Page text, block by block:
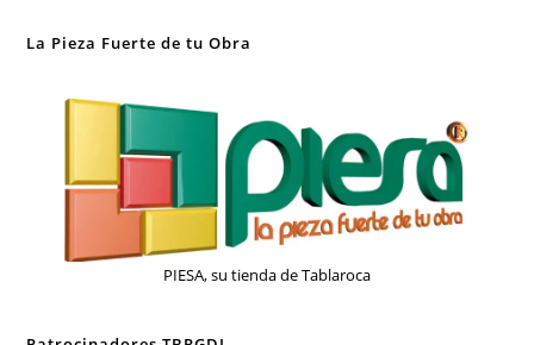
La Pieza Fuerte de tu Obra
PIESA, su tienda de Tablaroca